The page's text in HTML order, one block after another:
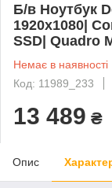
Б/в Ноутбук
1920x1080|
SSD| Quadro
Немає в наявності
Код: 11989_233
13 489 ₴
Опис